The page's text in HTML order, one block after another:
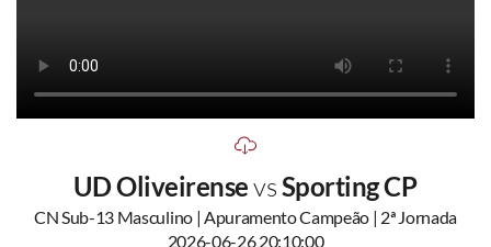
UD OliveirensevsSporting CP
CN Sub-13 Masculino | Apuramento Campeão | 2ª Jornada
2026-06-26 20:10:00